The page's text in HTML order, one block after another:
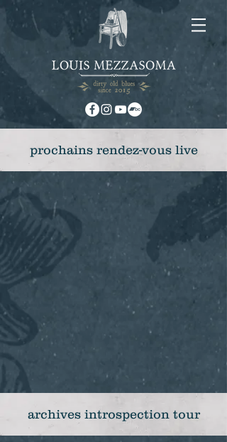
prochains rendez-vous live
archives introspection tour